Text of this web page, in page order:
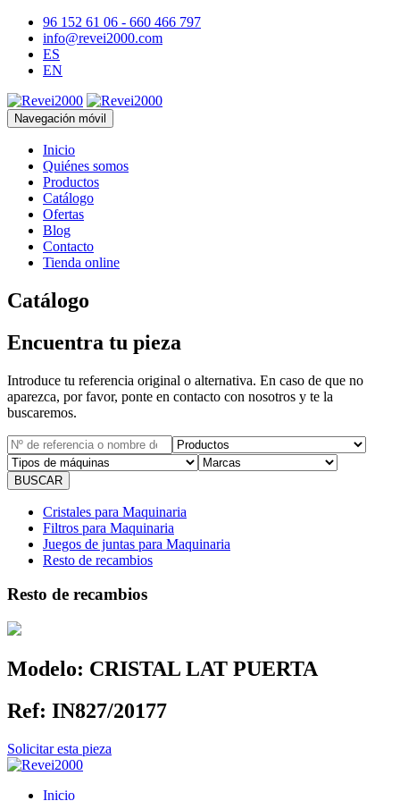
96 152 61 06 - 660 466 797
info@revei2000.com
ES
EN
Navegación móvil
Inicio
Quiénes somos
Productos
Catálogo
Ofertas
Blog
Contacto
Tienda online
Catálogo
Encuentra tu pieza
Introduce tu referencia original o alternativa. En caso de que no
aparezca, por favor, ponte en contacto con nosotros y te la
buscaremos.
Cristales para Maquinaria
Filtros para Maquinaria
Juegos de juntas para Maquinaria
Resto de recambios
Resto de recambios
Modelo: CRISTAL LAT PUERTA
Ref: IN827/20177
Solicitar esta pieza
Inicio